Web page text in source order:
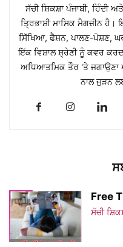
ਸੱਚੀ ਸ਼ਿਕਸ਼ਾ ਪੰਜਾਬੀ, ਹਿੰਦੀ
ਤ੍ਰਿਭਾਸ਼ੀ ਮਾਸਿਕ ਮੈਗਜ਼ੀਨ
ਸਿੱਖਿਆ, ਫੈਸ਼ਨ, ਪਾਲਣ-ਪੋਸ਼ਣ,
ਇੱਕ ਵਿਸ਼ਾਲ ਸ਼੍ਰੇਣੀ ਨੂੰ ਕਵਰ
ਅਧਿਆਤਮਿਕ ਤੌਰ 'ਤੇ ਜਗਾਉਣਾ
ਨਾਲ ਜੁੜਨ
Free
ਸੱਚੀ